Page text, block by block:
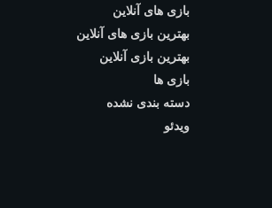
بازی های آنلاین
بهترین بازی های آنلاین
بهترین بازی آنلاین
بازی ها
دسته بندی نشده
ویدئو